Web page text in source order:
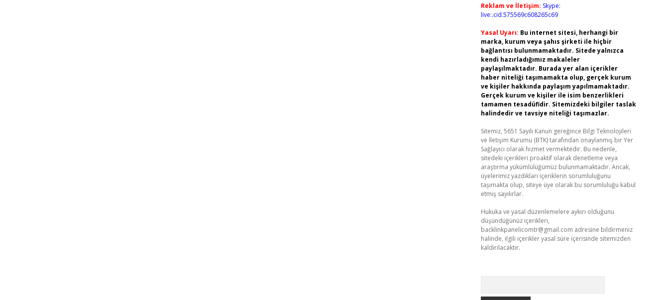
Reklam ve İletişim: Skype:
live:.cid.575569c608265c69
Yasal Uyarı: Bu internet sitesi, herhangi bir
marka, kurum veya şahıs şirketi ile hiçbir
bağlantısı bulunmamaktadır. Sitede yalnızca
kendi hazırladığımız makaleler
paylaşılmaktadır. Burada yer alan içerikler
haber niteliği taşımamakta olup, gerçek kurum
ve kişiler hakkında paylaşım yapılmamaktadır.
Gerçek kurum ve kişiler ile isim benzerlikleri
tamamen tesadüfidir. Sitemizdeki bilgiler taslak
halindedir ve tavsiye niteliği taşımazlar.
Sitemiz, 5651 Sayılı Kanun gereğince Bilgi Teknolojileri
ve İletişim Kurumu (BTK) tarafından onaylanmış bir Yer
Sağlayıcı olarak hizmet vermektedir. Bu nedenle,
sitedeki içerikleri proaktif olarak denetleme veya
araştırma yükümlülüğümüz bulunmamaktadır. Ancak,
üyelerimiz yazdıkları içeriklerin sorumluluğunu
taşımakta olup, siteye üye olarak bu sorumluluğu kabul
etmiş sayılırlar.
Hukuka ve yasal düzenlemelere aykırı olduğunu
düşündüğünüz içerikleri,
backlinkpanelicomtr@gmail.com adresine bildirmeniz
halinde, ilgili içerikler yasal süre içerisinde sitemizden
kaldırılacaktır.